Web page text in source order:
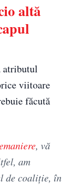
altă
atributul
viitoare
făcută
, vă
am
de coaliţie, în